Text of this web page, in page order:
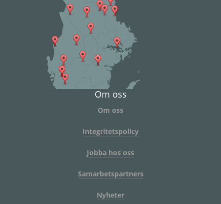
Om oss
Om oss
Integritetspolicy
Jobba hos oss
Samarbetspartners
Nyheter